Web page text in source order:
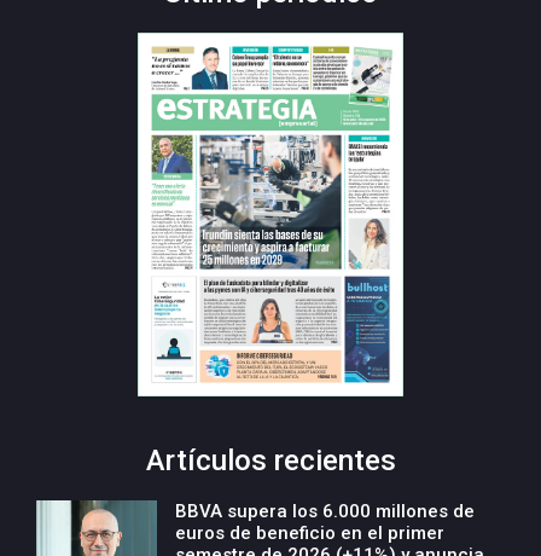
Artículos recientes
BBVA supera los 6.000 millones de
euros de beneficio en el primer